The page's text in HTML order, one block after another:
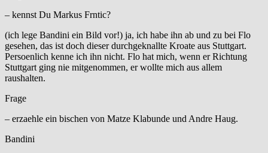
– kennst Du Markus Frntic?
(ich lege Bandini ein Bild vor!) ja, ich habe ihn ab und zu bei Flo
gesehen, das ist doch dieser durchgeknallte Kroate aus Stuttgart.
Persoenlich kenne ich ihn nicht. Flo hat mich, wenn er Richtung
Stuttgart ging nie mitgenommen, er wollte mich aus allem
raushalten.
Frage
– erzaehle ein bischen von Matze Klabunde und Andre Haug.
Bandini